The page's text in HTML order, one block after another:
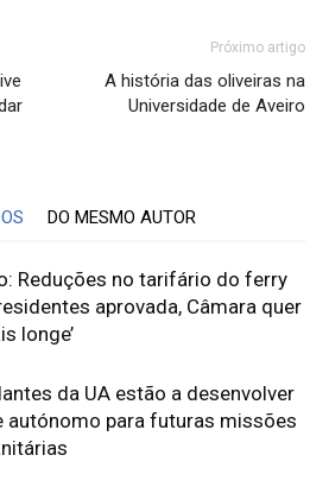
Próximo artigo
A história das oliveiras na
Universidade de Aveiro
DO MESMO AUTOR
Reduções no tarifário do ferry
aprovada, Câmara quer
longe’
da UA estão a desenvolver
autónomo para futuras missões